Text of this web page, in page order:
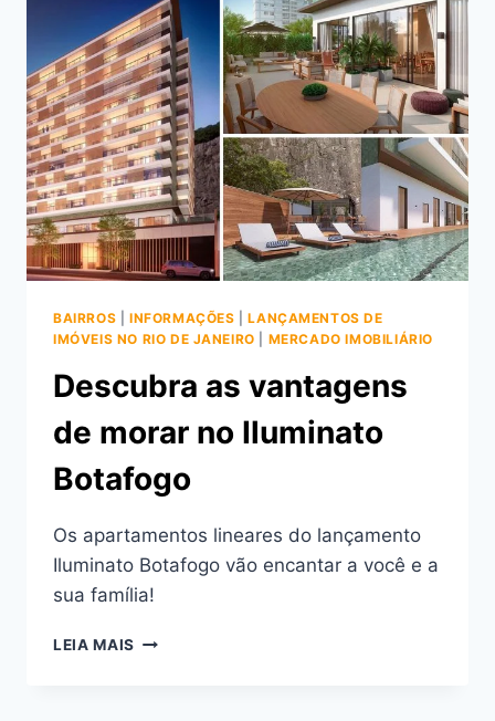
NO
LARGO
DOS
PALÁCIOS
BOTAFOGO
BAIRROS INFORMAÇÕES |LANÇAMENTOS DE
IMÓVEIS NO RIO DE JANEIRO
MERCADO IMOBILIÁRIO
Descubra as vantagens
de morar no Iluminato
Botafogo
Os apartamentos lineares do lançamento
Iluminato Botafogo vão encantar a você e a
sua família!
LEIA MAIS DESCUBRA